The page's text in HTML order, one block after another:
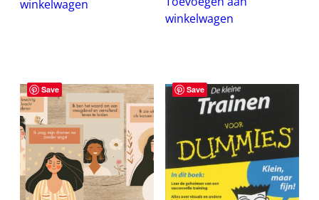
winkelwagen
winkelwagen
Save Save